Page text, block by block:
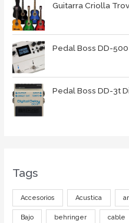
Guitarra Criolla
Pedal Boss DD-
Pedal Boss DD-3t
Tags
Accesorios Acustica
Bajo behringer cable